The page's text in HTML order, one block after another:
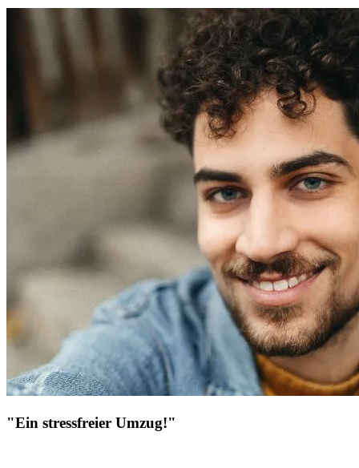
"Ein stressfreier Umzug!"